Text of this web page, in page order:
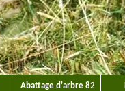
Abattage d'arbre 82